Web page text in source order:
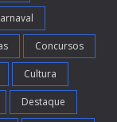
Concursos
Cultura
Destaque